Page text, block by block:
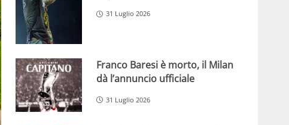
31 Luglio 2026
Franco Baresi è morto, il Milan
dà l’annuncio ufficiale
31 Luglio 2026